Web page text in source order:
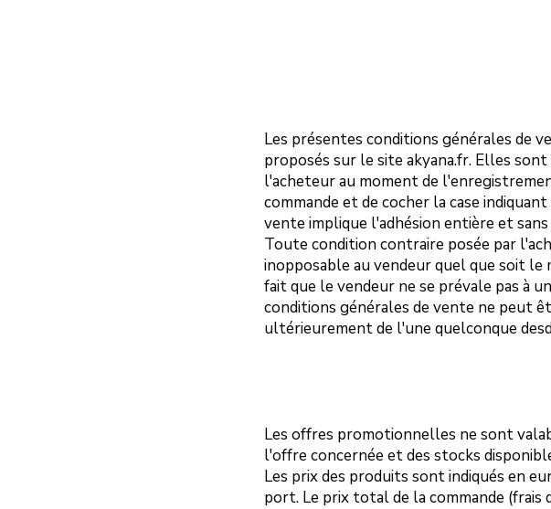
Les présentes conditions générales de
proposés sur le site akyana.fr. Elles
l'acheteur au moment de
commande et de cocher la case
vente implique l'adhésion entière et
Toute condition contraire posée par
inopposable au vendeur quel que soit le
fait que le vendeur ne se prévale pas à
conditions générales de vente ne peut
ultérieurement de l'une quelconque
Les offres promotionnelles ne sont
l'offre concernée et des stocks
Les prix des produits sont indiqués en
port. Le prix total de la commande (frais